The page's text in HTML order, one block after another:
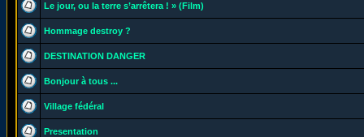
Le jour, ou la terre s’arrêtera ! » (Film)
Hommage destroy ?
DESTINATION DANGER
Bonjour à tous ...
Village fédéral
Presentation